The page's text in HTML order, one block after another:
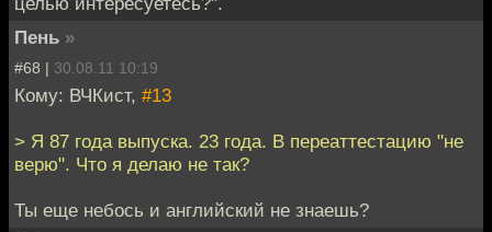
Пень »
#68 | 30.08.11 10:19
Кому: ВЧКист, #13
> Я 87 года выпуска. 23 года. В переаттестацию "не
верю". Что я делаю не так?
Ты еще небось и английский не знаешь?